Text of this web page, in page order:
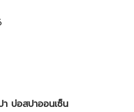
า บ่อสปาออนเซ็น